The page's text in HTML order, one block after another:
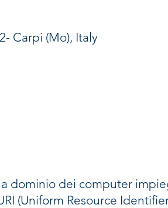
Carpi (Mo), Italy
dominio dei computer
(Uniform Resource